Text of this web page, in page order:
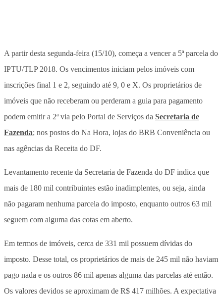
A partir desta segunda-feira (15/10), começa a vencer a 5ª parcela do
IPTU/TLP 2018. Os vencimentos iniciam pelos imóveis com
inscrições final 1 e 2, seguindo até 9, 0 e X. Os proprietários de
imóveis que não receberam ou perderam a guia para pagamento
podem emitir a 2ª via pelo Portal de Serviços da Secretaria de
Fazenda; nos postos do Na Hora, lojas do BRB Conveniência ou
nas agências da Receita do DF.
Levantamento recente da Secretaria de Fazenda do DF indica que
mais de 180 mil contribuintes estão inadimplentes, ou seja, ainda
não pagaram nenhuma parcela do imposto, enquanto outros 63 mil
seguem com alguma das cotas em aberto.
Em termos de imóveis, cerca de 331 mil possuem dívidas do
imposto. Desse total, os proprietários de mais de 245 mil não haviam
pago nada e os outros 86 mil apenas alguma das parcelas até então.
Os valores devidos se aproximam de R$ 417 milhões. A expectativa